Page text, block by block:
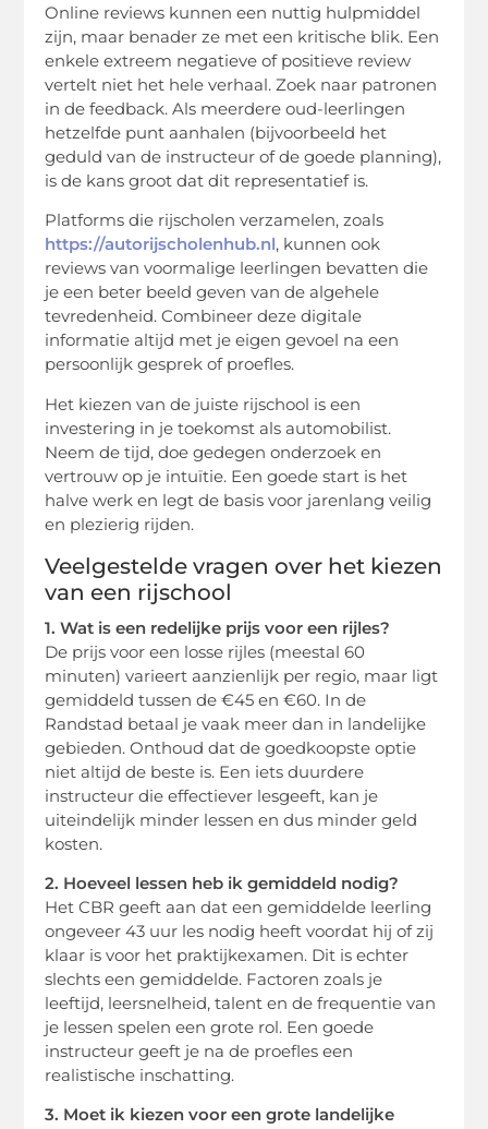
Online reviews kunnen een nuttig hulpmiddel
zijn, maar benader ze met een kritische blik. Een
enkele extreem negatieve of positieve review
vertelt niet het hele verhaal. Zoek naar patronen
in de feedback. Als meerdere oud-leerlingen
hetzelfde punt aanhalen (bijvoorbeeld het
geduld van de instructeur of de goede planning),
is de kans groot dat dit representatief is.
Platforms die rijscholen verzamelen, zoals
https://autorijscholenhub.nl, kunnen ook
reviews van voormalige leerlingen bevatten die
je een beter beeld geven van de algehele
tevredenheid. Combineer deze digitale
informatie altijd met je eigen gevoel na een
persoonlijk gesprek of proefles.
Het kiezen van de juiste rijschool is een
investering in je toekomst als automobilist.
Neem de tijd, doe gedegen onderzoek en
vertrouw op je intuïtie. Een goede start is het
halve werk en legt de basis voor jarenlang veilig
en plezierig rijden.
Veelgestelde vragen over het kiezen
van een rijschool
1. Wat is een redelijke prijs voor een rijles?
De prijs voor een losse rijles (meestal 60
minuten) varieert aanzienlijk per regio, maar ligt
gemiddeld tussen de €45 en €60. In de
Randstad betaal je vaak meer dan in landelijke
gebieden. Onthoud dat de goedkoopste optie
niet altijd de beste is. Een iets duurdere
instructeur die effectiever lesgeeft, kan je
uiteindelijk minder lessen en dus minder geld
kosten.
2. Hoeveel lessen heb ik gemiddeld nodig?
Het CBR geeft aan dat een gemiddelde leerling
ongeveer 43 uur les nodig heeft voordat hij of zij
klaar is voor het praktijkexamen. Dit is echter
slechts een gemiddelde. Factoren zoals je
leeftijd, leersnelheid, talent en de frequentie van
je lessen spelen een grote rol. Een goede
instructeur geeft je na de proefles een
realistische inschatting.
3. Moet ik kiezen voor een grote landelijke